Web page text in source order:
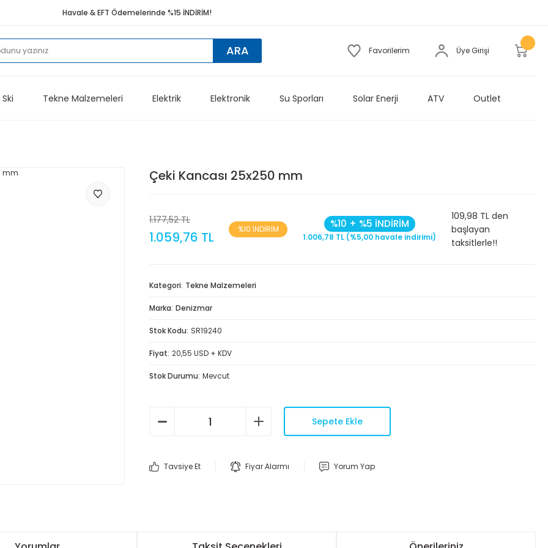
Havale & EFT Ödemelerinde %15 İNDİRİM!
ARA Favorilerim Üye Girişi
Tekne Malzemeleri Elektrik Elektronik Su Sporları Solar Enerji ATV Outlet
Çeki Kancası 25x250 mm
1.177,52 TL
1.059,76 TL %10 İNDİRİM %10 + %5 İNDİRİM
1.006,78 TL (%5,00 havale indirimi)
109,98 TL den
başlayan
taksitlerle!!
Kategori Tekne Malzemeleri
Marka Denizmar
Stok Kodu SR19240
Fiyat 20,55 USD + KDV
Stok Durumu Mevcut
Sepete Ekle
Tavsiye Et Fiyar Alarmı Yorum Yap